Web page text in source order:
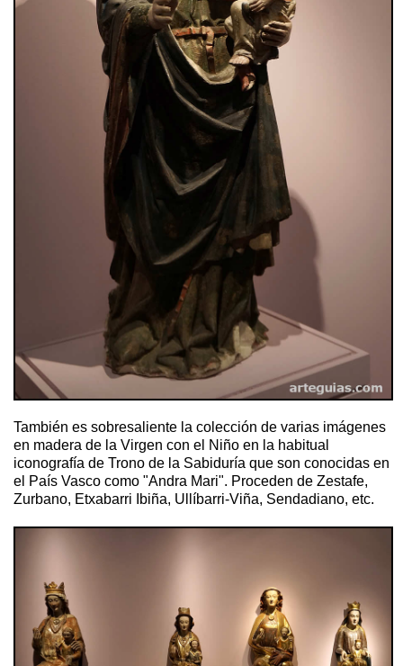
También es sobresaliente la colección de varias imágenes
en madera de la Virgen con el Niño en la habitual
iconografía de Trono de la Sabiduría que son conocidas en
el País Vasco como "Andra Mari". Proceden de Zestafe,
Zurbano, Etxabarri Ibiña, Ullíbarri-Viña, Sendadiano, etc.